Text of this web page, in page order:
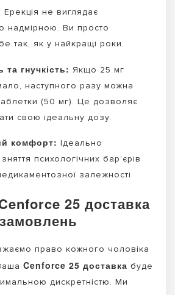
Ерекція не виглядає
надмірною. Ви просто
так, як у найкращі роки.
та гнучкість: Якщо 25 мг
наступного разу можна
(50 мг). Це дозволяє
свою ідеальну дозу.
комфорт: Ідеально
психологічних бар’єрів
залежності.
25 доставка
замовлень
право кожного чоловіка
Cenforce 25 доставка буде
дискретністю. Ми